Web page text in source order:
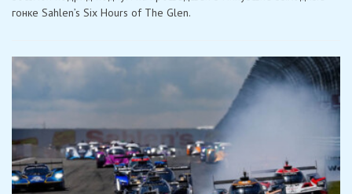
гонке Sahlen’s Six Hours of The Glen.